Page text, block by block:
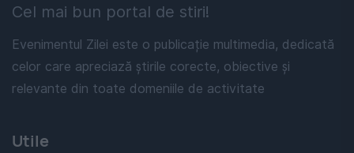
Cel mai bun portal de stiri!
Evenimentul Zilei este o publicație multimedia, dedicată
celor care apreciază știrile corecte, obiective și
relevante din toate domeniile de activitate
Utile